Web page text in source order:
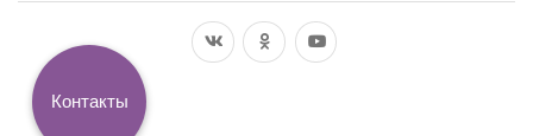
Контакты